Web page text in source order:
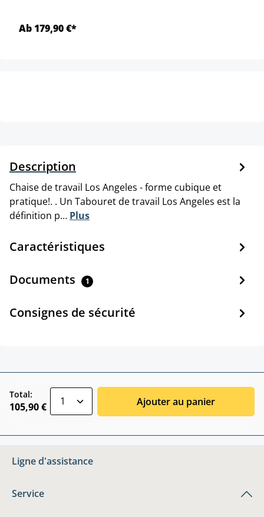
Ab 179,90 €*
Description
Chaise de travail Los Angeles - forme cubique et
pratique!. . Un Tabouret de travail Los Angeles est la
définition p… Plus
Caractéristiques
Documents 1
Consignes de sécurité
Total:
105,90 € Ajouter au panier
Ligne d'assistance
Service